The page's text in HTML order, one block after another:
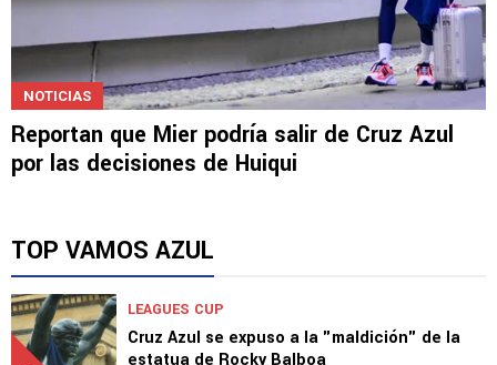
NOTICIAS
Reportan que Mier podría salir de Cruz Azul
por las decisiones de Huiqui
TOP VAMOS AZUL
LEAGUES CUP
Cruz Azul se expuso a la "maldición" de la
estatua de Rocky Balboa